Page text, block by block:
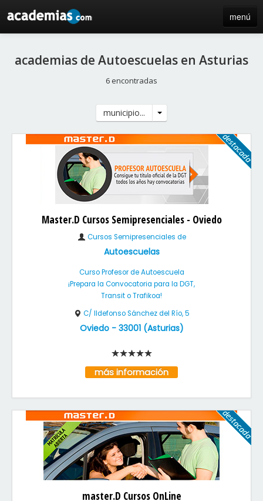
menú
blog
iniciar sesión / registro de centros
academias de Autoescuelas en Asturias
6 encontradas
municipio...
Master.D Cursos Semipresenciales - Oviedo
Cursos Semipresenciales de
Autoescuelas
Curso Profesor de Autoescuela
¡Prepara la Convocatoria para la DGT,
Transit o Trafikoa!
C/ Ildefonso Sánchez del Río, 5
Oviedo- 33001(Asturias)
más información
master.D Cursos OnLine